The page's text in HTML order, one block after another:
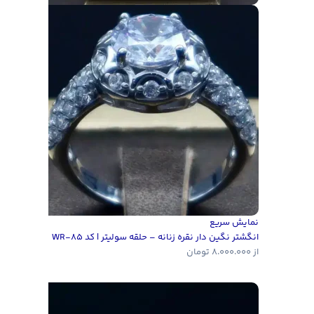
نمایش سریع
انگشتر نگین دار نقره زنانه – حلقه سولیتر | کد WR-85
از 8.000.000 تومان